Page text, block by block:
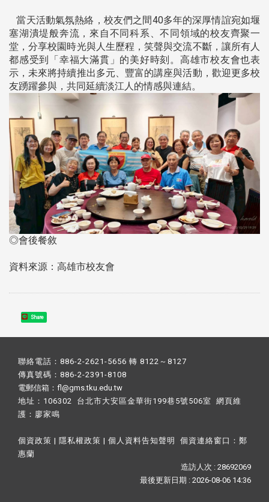
當天活動氣氛熱絡，校友們之間40多年的深厚情誼宛如堰
塞湖潰堤般奔流，來自不同科系、不同領域的校友齊聚一
堂，分享校園時光與人生歷程，笑聲與交流不斷，讓所有人
都感受到「幸福大滿貫」的美好時刻。高雄市校友會也表
示，未來將持續推出多元、豐富的講座與活動，歡迎更多校
友踴躍參與，共同延續淡江人的情感與連結。
◎會後餐敘
資料來源：高雄市校友會
Share
聯絡電話：886-2-2621-5656 轉 8122～8127
傳真號碼：886-2-2391-8108
電郵信箱：fl@gms.tku.edu.tw
地址：106302 台北市大安區金華街199巷5號506室 網頁維
護： 廖家鳴​
個資政策 | 隱私權政策 | 個人資料告知聲明 個資連絡窗口： 鄭
惠蘭
造訪人次 : 28692069
最後更新日期 :2026-08-06 14:36